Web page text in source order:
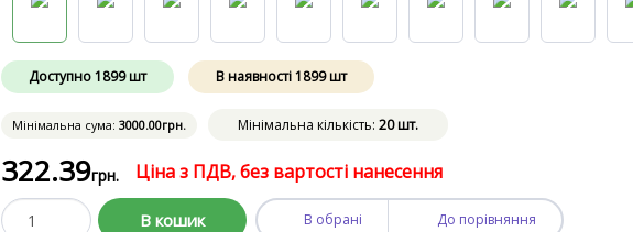
Доступно1899 шт В наявності1899шт
Мінімальна сума:3000.00грн. Мінімальна кількість:20 шт.
322.39грн. Ціна з ПДВ, без вартості нанесення
В кошик В обрані До порівняння